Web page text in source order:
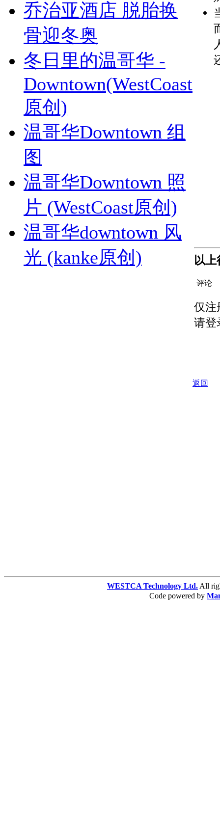
乔治亚酒店 脱胎换
骨迎冬奥
冬日里的温哥华 -
Downtown(WestCoast
原创)
温哥华Downtown 组
图
温哥华Downtown 照
片 (WestCoast原创)
温哥华downtown 风
光 (kanke原创)
以
评论
仅注
请登
返回
WESTCA Technology Ltd. All
Code powered by